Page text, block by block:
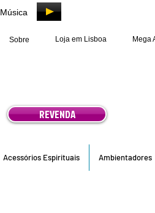
Música
Sobre Loja em Lisboa Mega
REVENDA
Acessórios Espirituais Ambientadores